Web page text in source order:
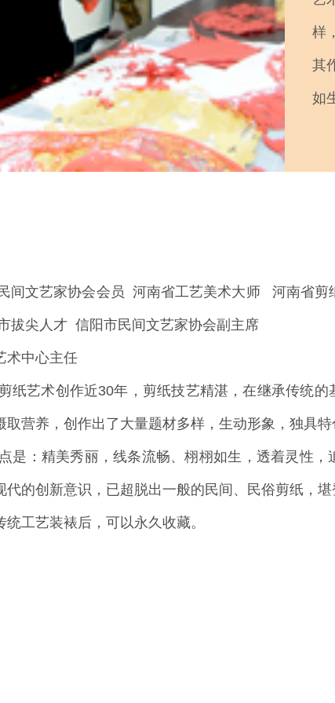
样
其
如
间文艺家协会会员 河南省工艺美术大师 河南省
拔尖人才 信阳市民间文艺家协会副主席
术中心主任
艺术创作近30年，剪纸技艺精湛，在继承传统的
取营养，创作出了大量题材多样，生动形象，独具
：精美秀丽，线条流畅、栩栩如生，透着灵性，
代的创新意识，已超脱出一般的民间、民俗剪纸，
统工艺装裱后，可以永久收藏。